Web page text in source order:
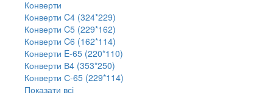
Конверти
Конверти C4 (324*229)
Конверти C5 (229*162)
Конверти C6 (162*114)
Конверти E-65 (220*110)
Конверти В4 (353*250)
Конверти С-65 (229*114)
Показати всі